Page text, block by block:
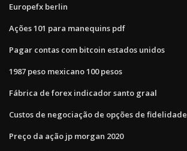
Europefx berlin
Ações 101 para manequins pdf
Pagar contas com bitcoin estados unidos
1987 peso mexicano 100 pesos
Fábrica de forex indicador santo graal
Custos de negociação de opções de fidelidade
Preço da ação jp morgan 2020